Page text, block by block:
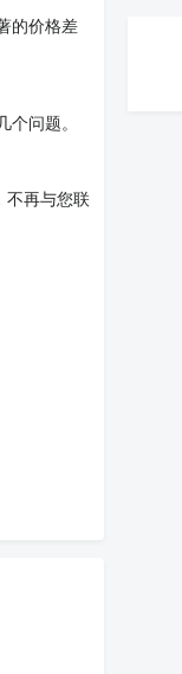
的价格差
问题。
不再与您联